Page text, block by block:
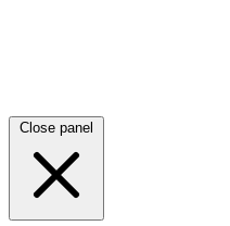
Close panel